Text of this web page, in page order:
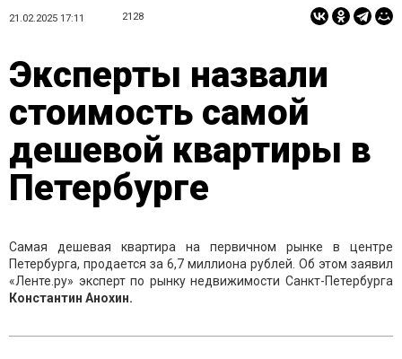
21.02.2025 17:11 2128
Эксперты назвали
стоимость самой
дешевой квартиры в
Петербурге
Самая дешевая квартира на первичном рынке в центре
Петербурга, продается за 6,7 миллиона рублей. Об этом заявил
«Ленте.ру» эксперт по рынку недвижимости Санкт-Петербурга
Константин Анохин.